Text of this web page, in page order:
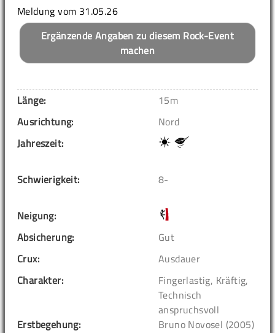
Meldung vom 31.05.26
Ergänzende Angaben zu diesem Rock-Event
machen
Länge:
15m
Ausrichtung:
Nord
Jahreszeit:
Schwierigkeit: 8-
Neigung:
Absicherung:
Gut
Crux:
Ausdauer
Charakter:
Fingerlastig, Kräftig,
Technisch
anspruchsvoll
Erstbegehung:
Bruno Novosel (2005)